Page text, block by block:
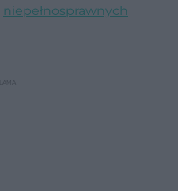
niepełnosprawnych